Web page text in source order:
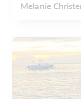
Melanie